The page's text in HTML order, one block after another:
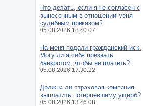
Что делать, если я не согласен с
вынесенным в отношении меня
судебным приказом?
05.08.2026 18:40:07
На меня подали гражданский иск.
Могу ли я себя признать
банкротом, чтобы не платить?
05.08.2026 17:30:22
Должна ли страховая компания
выплатить потерпевшему ущерб?
05.08.2026 13:46:08